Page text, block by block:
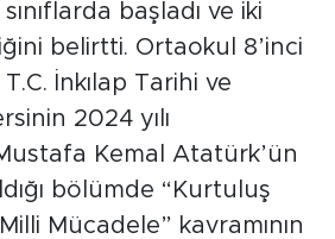
başladı ve iki
belirtti. Ortaokul 8’inci
İnkılap Tarihi ve
2024 yılı
Kemal Atatürk’ün
bölümde “Kurtuluş
Mücadele” kavramının